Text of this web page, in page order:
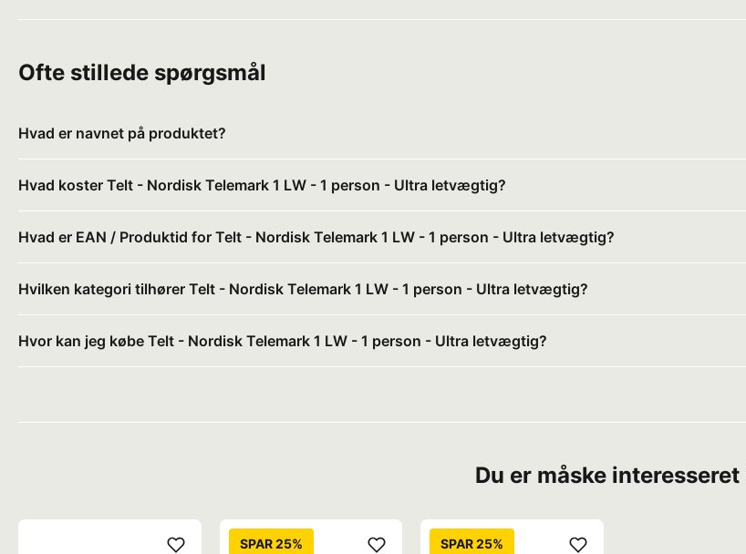
Ofte stillede spørgsmål
Hvad er navnet på produktet?
Hvad koster Telt - Nordisk Telemark 1 LW - 1 person - Ultra letvægtig?
Hvad er EAN / Produktid for Telt - Nordisk Telemark 1 LW - 1 person - Ultra letvægtig?
Hvilken kategori tilhører Telt - Nordisk Telemark 1 LW - 1 person - Ultra letvægtig?
Hvor kan jeg købe Telt - Nordisk Telemark 1 LW - 1 person - Ultra letvægtig?
Du er måske interesseret
SPAR 25% SPAR 25%